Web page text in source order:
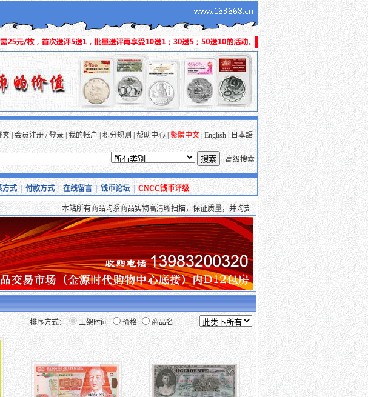
夹|会员注册/登录|我的帐户|积分规则| 帮助中心 |繁體中文 |English| 日本語
高级搜索
方式|付款方式|在线留言|钱币论坛|CNCC钱币评级
本站所有商品均系商品实物高清晰扫描，保证质量，并均支持支付宝、财富通、安付通等多种安全支
排序方式： 上架时间 价格 商品名